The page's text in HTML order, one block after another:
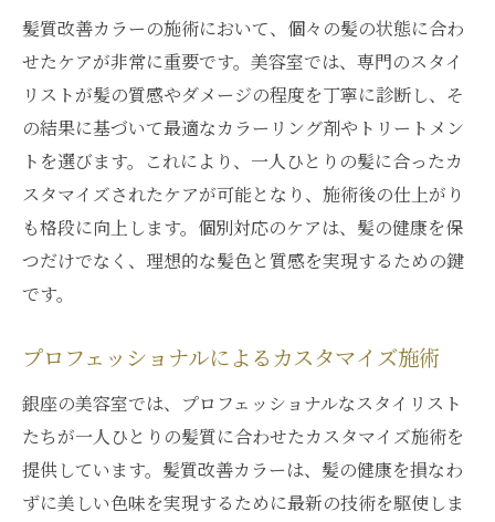
髪質改善カラーの施術において、個々の髪の状態に合わ
せたケアが非常に重要です。美容室では、専門のスタイ
リストが髪の質感やダメージの程度を丁寧に診断し、そ
の結果に基づいて最適なカラーリング剤やトリートメン
トを選びます。これにより、一人ひとりの髪に合ったカ
スタマイズされたケアが可能となり、施術後の仕上がり
も格段に向上します。個別対応のケアは、髪の健康を保
つだけでなく、理想的な髪色と質感を実現するための鍵
です。
プロフェッショナルによるカスタマイズ施術
銀座の美容室では、プロフェッショナルなスタイリスト
たちが一人ひとりの髪質に合わせたカスタマイズ施術を
提供しています。髪質改善カラーは、髪の健康を損なわ
ずに美しい色味を実現するために最新の技術を駆使しま